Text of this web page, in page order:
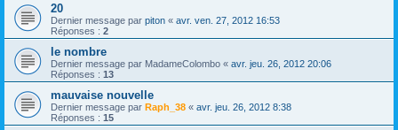
20
Dernier message par piton « avr. ven. 27, 2012 16:53
Réponses : 2
le nombre
Dernier message par MadameColombo « avr. jeu. 26, 2012 20:06
Réponses : 13
mauvaise nouvelle
Dernier message par Raph_38 « avr. jeu. 26, 2012 8:38
Réponses : 15